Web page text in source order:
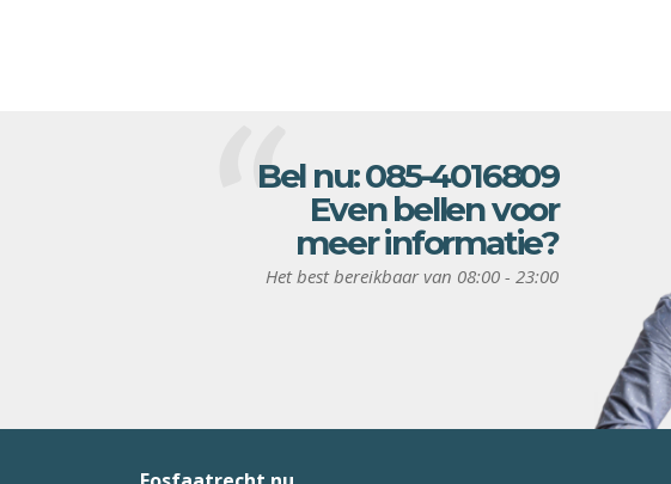
Bel nu:085-4016809
Even bellen voor
meer informatie?
Het best bereikbaar van 08:00 - 23:00